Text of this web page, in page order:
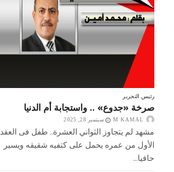
رئيس التحرير
صرخة «جدوع» .. واستجابة أم الدنيا
M KAMAL سبتمبر 28, 2025
مشهد لم يتجاوز الثواني العشرة.. طفل فى العقد
الأول من عمره يحمل على كتفيه شقيقه ويسير
حافيا...